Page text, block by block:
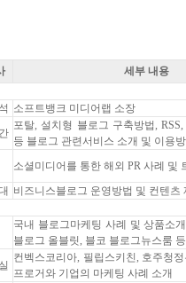
세부 내용
소프트뱅크 미디어랩 소장
포탈, 설치형 블로그 구축방법,
등 블로그 관련서비스 소개 및 이용
소셜미디어를 통한 해외 PR 사례 및
비즈니스블로그 운영방법 및 컨텐츠
국내 블로그마케팅 사례 및 상품소
블로그 올블릿, 블코 블로그뉴스룸 등
컨벡스코리아, 필립스키친, 호주청
프로거와 기업의 마케팅 사례 소개